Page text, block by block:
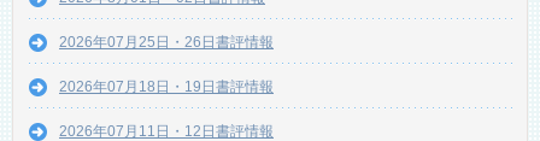
2026年07月25日・26日書評情報
2026年07月18日・19日書評情報
2026年07月11日・12日書評情報